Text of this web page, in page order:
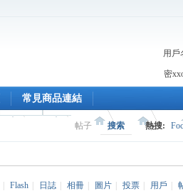
用戶
密
常見商品連結
帖子 搜索 熱搜:
Flash 日誌 相冊 圖片 投票 用戶